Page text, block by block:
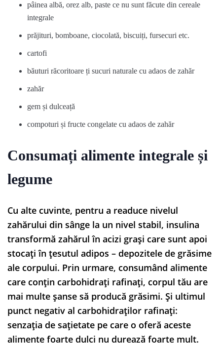
pâinea albă, orez alb, paste ce nu sunt făcute din cereale
integrale
prăjituri, bomboane, ciocolată, biscuiți, fursecuri etc.
cartofi
băuturi răcoritoare ți sucuri naturale cu adaos de zahăr
zahăr
gem și dulceață
compoturi și fructe congelate cu adaos de zahăr
Consumați alimente integrale și
legume
Cu alte cuvinte, pentru a readuce nivelul
zahărului din sânge la un nivel stabil, insulina
transformă zahărul în acizi grași care sunt apoi
stocați în țesutul adipos – depozitele de grăsime
ale corpului. Prin urmare, consumând alimente
care conțin carbohidrați rafinați, corpul tău are
mai multe șanse să producă grăsimi. Și ultimul
punct negativ al carbohidraților rafinați:
senzația de sațietate pe care o oferă aceste
alimente foarte dulci nu durează foarte mult.